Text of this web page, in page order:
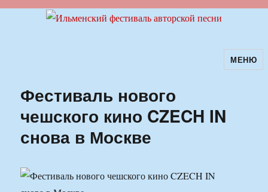
Ильменский фестиваль авторскойМЕНЮ
Фестиваль нового
чешского кино CZECH IN
снова в Москве